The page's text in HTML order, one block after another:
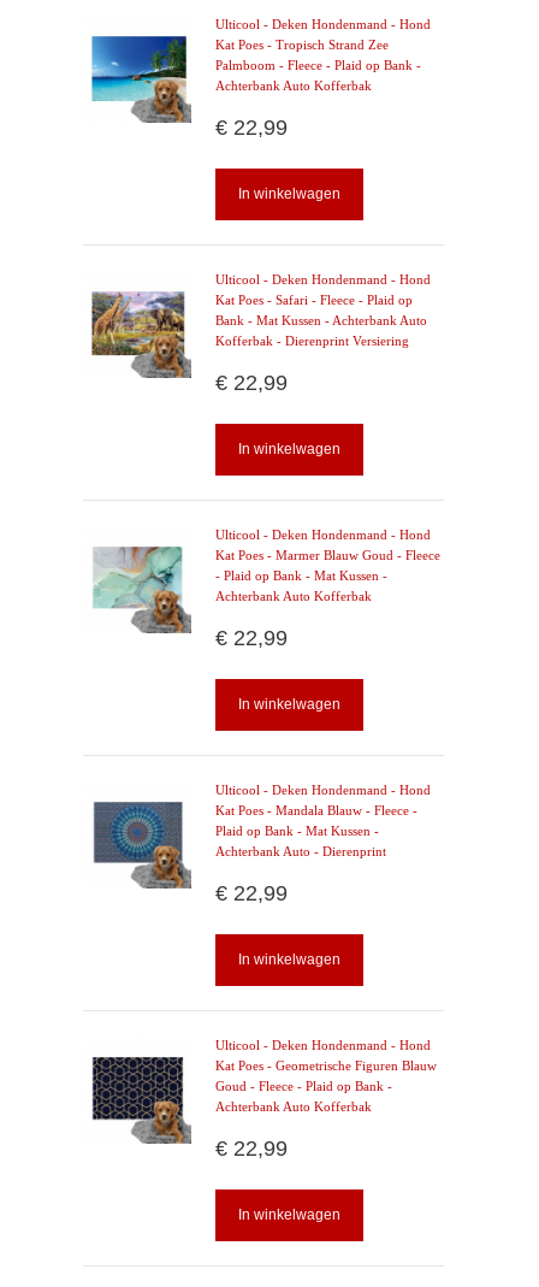
Ulticool - Deken Hondenmand - Hond
Kat Poes - Tropisch Strand Zee
Palmboom - Fleece - Plaid op Bank -
Achterbank Auto Kofferbak
€ 22,99
In winkelwagen
Ulticool - Deken Hondenmand - Hond
Kat Poes - Safari - Fleece - Plaid op
Bank - Mat Kussen - Achterbank Auto
Kofferbak - Dierenprint Versiering
€ 22,99
In winkelwagen
Ulticool - Deken Hondenmand - Hond
Kat Poes - Marmer Blauw Goud - Fleece
- Plaid op Bank - Mat Kussen -
Achterbank Auto Kofferbak
€ 22,99
In winkelwagen
Ulticool - Deken Hondenmand - Hond
Kat Poes - Mandala Blauw - Fleece -
Plaid op Bank - Mat Kussen -
Achterbank Auto - Dierenprint
€ 22,99
In winkelwagen
Ulticool - Deken Hondenmand - Hond
Kat Poes - Geometrische Figuren Blauw
Goud - Fleece - Plaid op Bank -
Achterbank Auto Kofferbak
€ 22,99
In winkelwagen